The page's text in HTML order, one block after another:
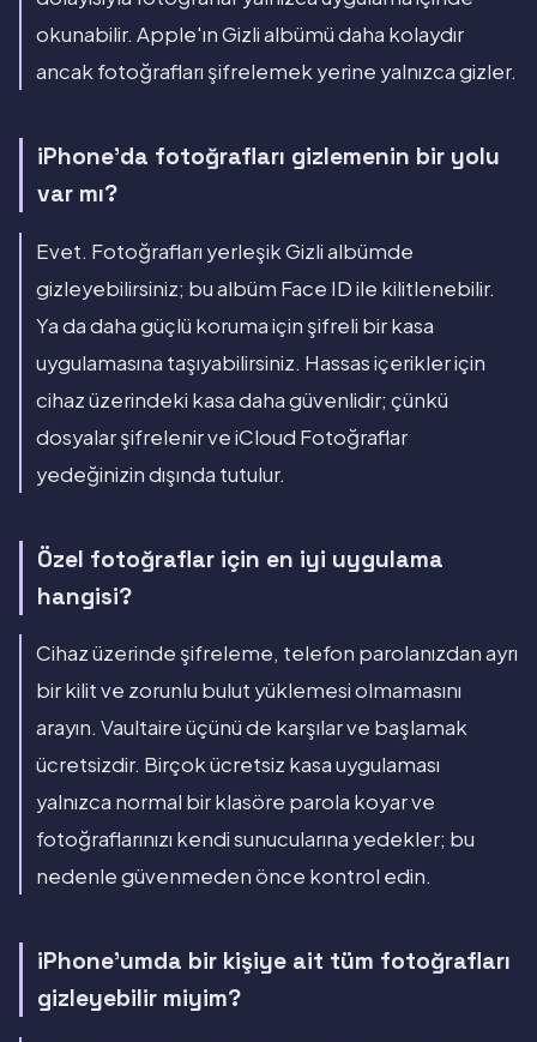
okunabilir. Apple'ın Gizli albümü daha kolaydır
ancak fotoğrafları şifrelemek yerine yalnızca gizler.
iPhone'da fotoğrafları gizlemenin bir yolu
var mı?
Evet. Fotoğrafları yerleşik Gizli albümde
gizleyebilirsiniz; bu albüm Face ID ile kilitlenebilir.
Ya da daha güçlü koruma için şifreli bir kasa
uygulamasına taşıyabilirsiniz. Hassas içerikler için
cihaz üzerindeki kasa daha güvenlidir; çünkü
dosyalar şifrelenir ve iCloud Fotoğraflar
yedeğinizin dışında tutulur.
Özel fotoğraflar için en iyi uygulama
hangisi?
Cihaz üzerinde şifreleme, telefon parolanızdan ayrı
bir kilit ve zorunlu bulut yüklemesi olmamasını
arayın. Vaultaire üçünü de karşılar ve başlamak
ücretsizdir. Birçok ücretsiz kasa uygulaması
yalnızca normal bir klasöre parola koyar ve
fotoğraflarınızı kendi sunucularına yedekler; bu
nedenle güvenmeden önce kontrol edin.
iPhone'umda bir kişiye ait tüm fotoğrafları
gizleyebilir miyim?